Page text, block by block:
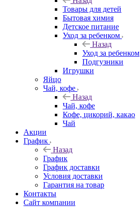
Товары для детей
Бытовая химия
Детское питание
Уход за ребенком
Назад
Уход за ребенком
Подгузники
Игрушки
Яйцо
Чай, кофе
Назад
Чай, кофе
Кофе, цикорий, какао
Чай
Акции
График
Назад
График
График доставки
Условия доставки
Гарантия на товар
Контакты
Сайт компании